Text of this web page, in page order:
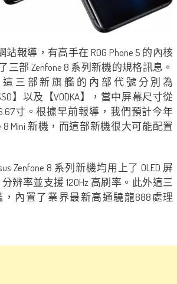
站報導，有高手在 ROG Phone 5 的內核
三部 Zenfone 8 系列新機的規格訊息。
三部新旗艦的內部代號分別為
】以及【VODKA】，當中屏幕尺寸從
寸。根據早前報導，我們預計今年
8 Mini 新機，而這部新機很大可能配置
Zenfone 8 系列新機均用上了 OLED 屏
分辨率並支援 120Hz 高刷率。此外這三
內置了業界最新高通驍龍888處理